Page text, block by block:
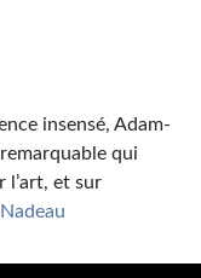
insensé, Adam-
qui
l’art, et sur